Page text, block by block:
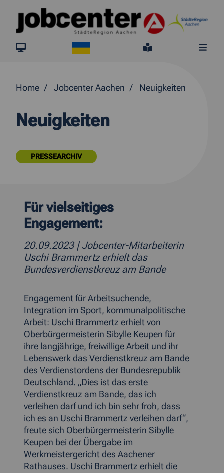
Springe direkt zum Inhalt
jobcenter.digital
Leichte
Home Jobcenter Aachen Neuigkeiten
Neuigkeiten
PRESSEARCHIV
Für vielseitiges
Engagement:
20.09.2023 | Jobcenter-Mitarbeiterin
Uschi Brammertz erhielt das
Bundesverdienstkreuz am Bande
Engagement für Arbeitsuchende,
Integration im Sport, kommunalpolitische
Arbeit: Uschi Brammertz erhielt von
Oberbürgermeisterin Sibylle Keupen für
ihre langjährige, freiwillige Arbeit und ihr
Lebenswerk das Verdienstkreuz am Bande
des Verdienstordens der Bundesrepublik
Deutschland. „Dies ist das erste
Verdienstkreuz am Bande, das ich
verleihen darf und ich bin sehr froh, dass
ich es an Uschi Brammertz verleihen darf“,
freute sich Oberbürgermeisterin Sibylle
Keupen bei der Übergabe im
Werkmeistergericht des Aachener
Rathauses. Uschi Brammertz erhielt die